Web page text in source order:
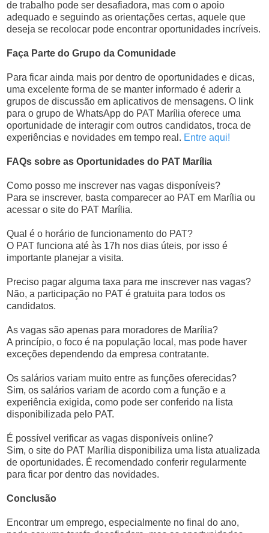
de trabalho pode ser desafiadora, mas com o apoio
adequado e seguindo as orientações certas, aquele que
deseja se recolocar pode encontrar oportunidades incríveis.
Faça Parte do Grupo da Comunidade
Para ficar ainda mais por dentro de oportunidades e dicas,
uma excelente forma de se manter informado é aderir a
grupos de discussão em aplicativos de mensagens. O link
para o grupo de WhatsApp do PAT Marília oferece uma
oportunidade de interagir com outros candidatos, troca de
experiências e novidades em tempo real. Entre aqui!
FAQs sobre as Oportunidades do PAT Marília
Como posso me inscrever nas vagas disponíveis?
Para se inscrever, basta comparecer ao PAT em Marília ou
acessar o site do PAT Marília.
Qual é o horário de funcionamento do PAT?
O PAT funciona até às 17h nos dias úteis, por isso é
importante planejar a visita.
Preciso pagar alguma taxa para me inscrever nas vagas?
Não, a participação no PAT é gratuita para todos os
candidatos.
As vagas são apenas para moradores de Marília?
A princípio, o foco é na população local, mas pode haver
exceções dependendo da empresa contratante.
Os salários variam muito entre as funções oferecidas?
Sim, os salários variam de acordo com a função e a
experiência exigida, como pode ser conferido na lista
disponibilizada pelo PAT.
É possível verificar as vagas disponíveis online?
Sim, o site do PAT Marília disponibiliza uma lista atualizada
de oportunidades. É recomendado conferir regularmente
para ficar por dentro das novidades.
Conclusão
Encontrar um emprego, especialmente no final do ano,